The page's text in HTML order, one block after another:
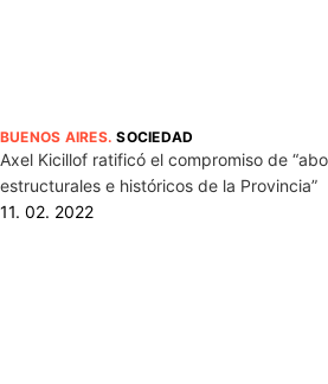
BUENOS AIRES.SOCIEDAD
Axel Kicillof ratificó el compromiso de
estructurales e históricos de la Provincia”
11. 02. 2022